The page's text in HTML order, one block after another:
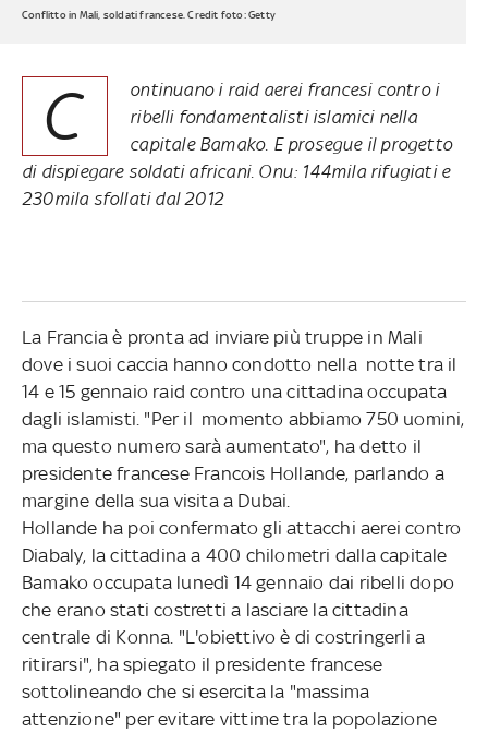
Conflitto in Mali, soldati francese. Credit foto: Getty
C
ontinuano i raid aerei francesi contro i
ribelli fondamentalisti islamici nella
capitale Bamako. E prosegue il progetto
di dispiegare soldati africani. Onu: 144mila rifugiati e
230mila sfollati dal 2012
La Francia è pronta ad inviare più truppe in Mali
dove i suoi caccia hanno condotto nella notte tra il
14 e 15 gennaio raid contro una cittadina occupata
dagli islamisti. "Per il momento abbiamo 750 uomini,
ma questo numero sarà aumentato", ha detto il
presidente francese Francois Hollande, parlando a
margine della sua visita a Dubai.
Hollande ha poi confermato gli attacchi aerei contro
Diabaly, la cittadina a 400 chilometri dalla capitale
Bamako occupata lunedì 14 gennaio dai ribelli dopo
che erano stati costretti a lasciare la cittadina
centrale di Konna. "L'obiettivo è di costringerli a
ritirarsi", ha spiegato il presidente francese
sottolineando che si esercita la "massima
attenzione" per evitare vittime tra la popolazione